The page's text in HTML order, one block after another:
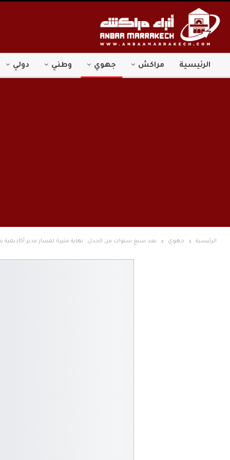
الرئيسية مراكش جهوي وطني دولي
الرئيسية جهوي بعد سبع سنوات من الجدل.. نهاية مثيرة لمسار مدير أكاديمية